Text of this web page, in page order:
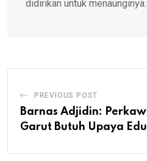
didirikan untuk menaunginya.
PREVIOUS POST
Barnas Adjidin:
Garut Butuh Upaya